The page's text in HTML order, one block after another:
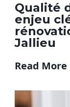
Qualité
enjeu
Jallieu
Read More